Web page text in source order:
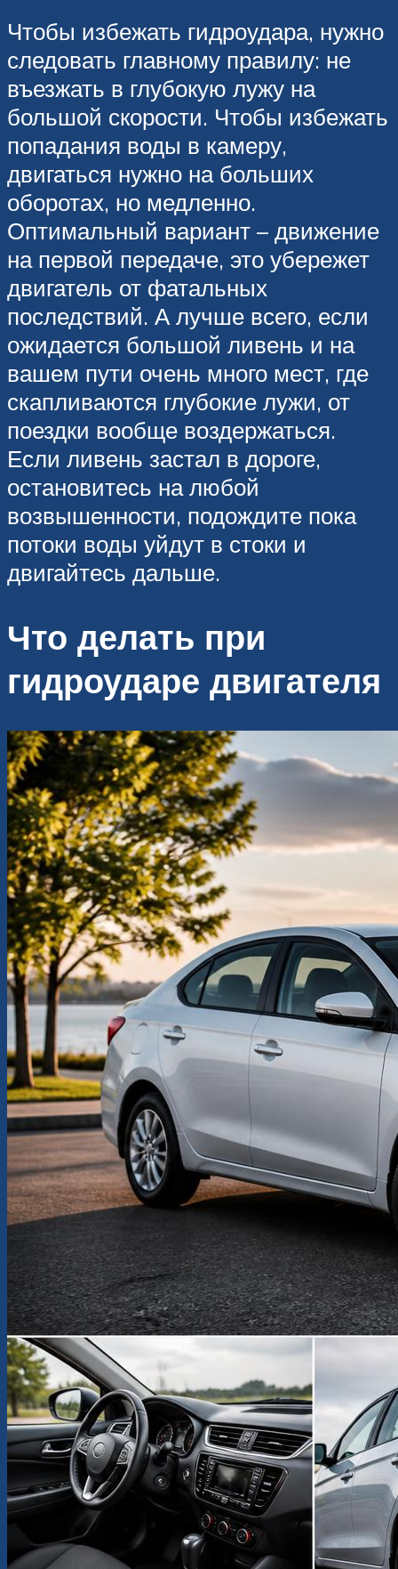
Чтобы избежать гидроудара, нужно
следовать главному правилу: не
въезжать в глубокую лужу на
большой скорости. Чтобы избежать
попадания воды в камеру,
двигаться нужно на больших
оборотах, но медленно.
Оптимальный вариант – движение
на первой передаче, это убережет
двигатель от фатальных
последствий. А лучше всего, если
ожидается большой ливень и на
вашем пути очень много мест, где
скапливаются глубокие лужи, от
поездки вообще воздержаться.
Если ливень застал в дороге,
остановитесь на любой
возвышенности, подождите пока
потоки воды уйдут в стоки и
двигайтесь дальше.
Что делать при
гидроударе двигателя